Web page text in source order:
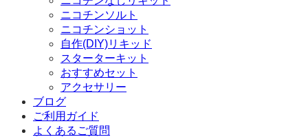
ニコチンソルト
ニコチンショット
自作(DIY)リキッド
スターターキット
おすすめセット
アクセサリー
ブログ
ご利用ガイド
よくあるご質問